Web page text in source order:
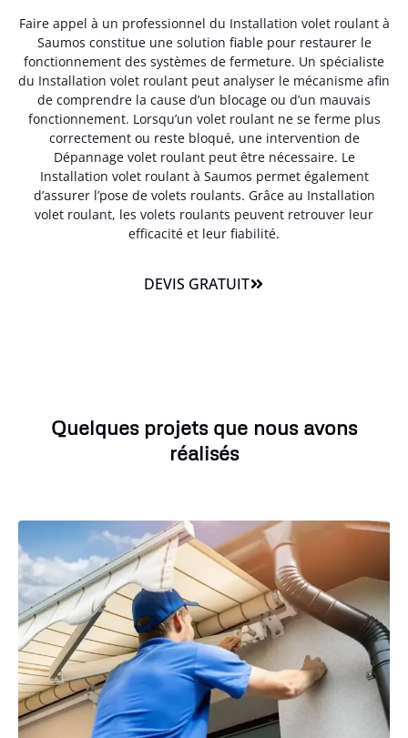
Faire appel à un professionnel du Installation volet roulant à
Saumos constitue une solution fiable pour restaurer le
fonctionnement des systèmes de fermeture. Un spécialiste
du Installation volet roulant peut analyser le mécanisme afin
de comprendre la cause d’un blocage ou d’un mauvais
fonctionnement. Lorsqu’un volet roulant ne se ferme plus
correctement ou reste bloqué, une intervention de
Dépannage volet roulant peut être nécessaire. Le
Installation volet roulant à Saumos permet également
d’assurer l’pose de volets roulants. Grâce au Installation
volet roulant, les volets roulants peuvent retrouver leur
efficacité et leur fiabilité.
DEVIS GRATUIT
Quelques projets que nous avons
réalisés